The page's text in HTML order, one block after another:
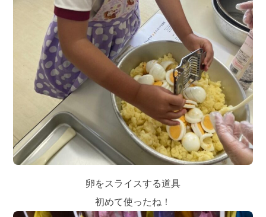
卵をスライスする道具
初めて使ったね！